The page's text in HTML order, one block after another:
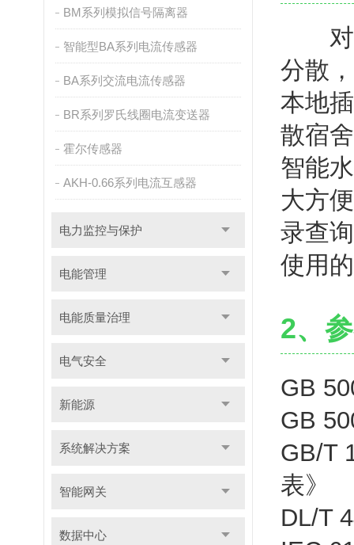
BM系列模拟信号隔离器
智能型BA系列电流传感器
BA系列交流电流传感器
BR系列罗氏线圈电流变送器
霍尔传感器
AKH-0.66系列电流互感器
电力监控与保护
电能管理
电能质量治理
电气安全
新能源
系统解决方案
智能网关
数据中心
对于
分散
本地
散宿
智能
大方
录查
使用
2、
GB
GB
GB/T
表》
DL/T